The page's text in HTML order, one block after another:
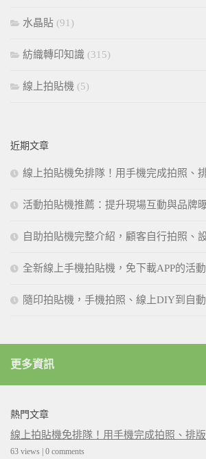
水晶貼 (91)
紡織轉印知識 (315)
線上拍貼機 (5)
近期文章
線上拍貼機免排隊！用手機完成拍照、
活動拍貼機推薦：提升現場互動與品牌
自助拍貼機完整介紹，顧客自行拍照、
全新線上手機拍貼機，免下載APP的活
隨印拍貼機，手機拍照、線上DIY到自
更多資訊
熱門文章
線上拍貼機免排隊！用手機完成拍照、排
63 views | 0 comments